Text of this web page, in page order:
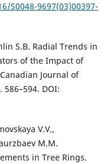
S0048-9697(03)00397-
S.B. Radial Trends in
of the Impact of
Journal of
586–594. DOI:
V.V.,
M.M.
in Tree Rings.